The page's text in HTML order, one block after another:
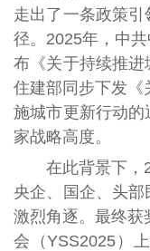
走出了一条政策
径。2025年，中
布《关于持续推
住建部同步下发《
施城市更新行动的
家战略高度。
在此背景下，
央企、国企、头部
激烈角逐。最终获
会（YSS2025）